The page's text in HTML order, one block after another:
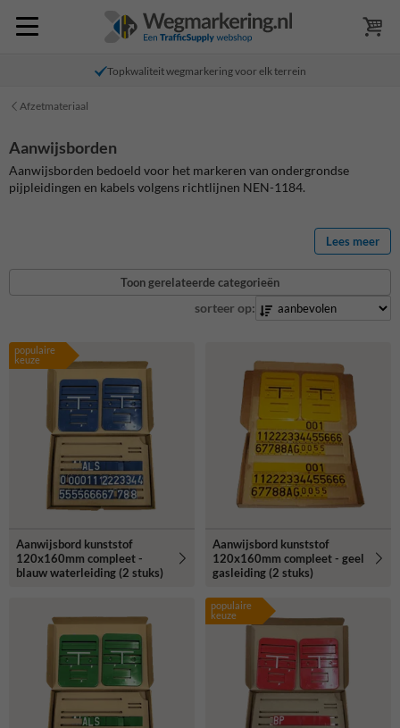
Topkwaliteit wegmarkering voor elk terrein
Afzetmateriaal
Aanwijsborden
Aanwijsborden bedoeld voor het markeren van ondergrondse
pijpleidingen en kabels volgens richtlijnen NEN-1184.
Lees meer
Toon gerelateerde categorieën
sorteer op:
populaire
keuze
Aanwijsbord kunststof
120x160mm compleet -
blauw waterleiding (2 stuks)
Aanwijsbord kunststof
120x160mm compleet - geel
gasleiding (2 stuks)
populaire
keuze